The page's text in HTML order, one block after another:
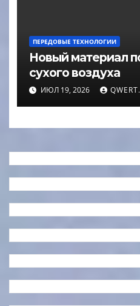
ПЕРЕДОВЫЕ ТЕХНОЛОГИИ
Новый материал
сухого воздуха
ИЮЛ 19, 2026